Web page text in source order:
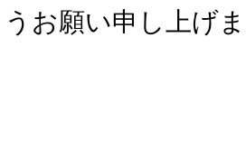
お願い申し上げ